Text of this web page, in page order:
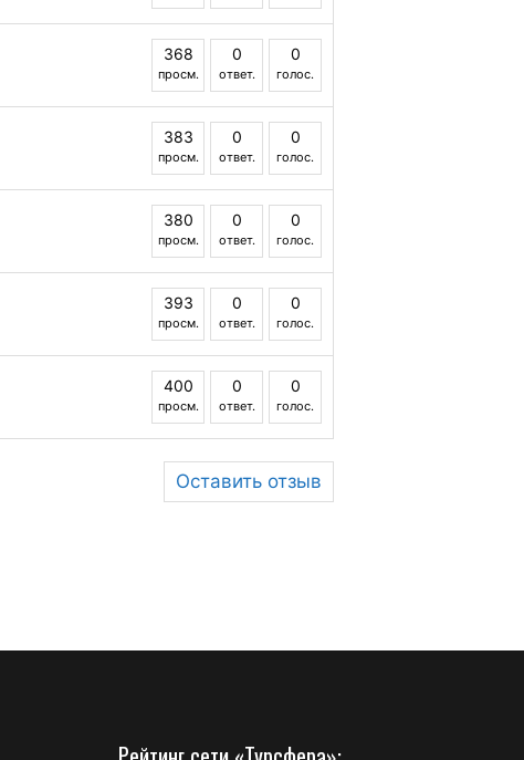
368
просм.
0
ответ.
0
голос.
383
просм.
0
ответ.
0
голос.
380
просм.
0
ответ.
0
голос.
393
просм.
0
ответ.
0
голос.
400
просм.
0
ответ.
0
голос.
Оставить отзыв